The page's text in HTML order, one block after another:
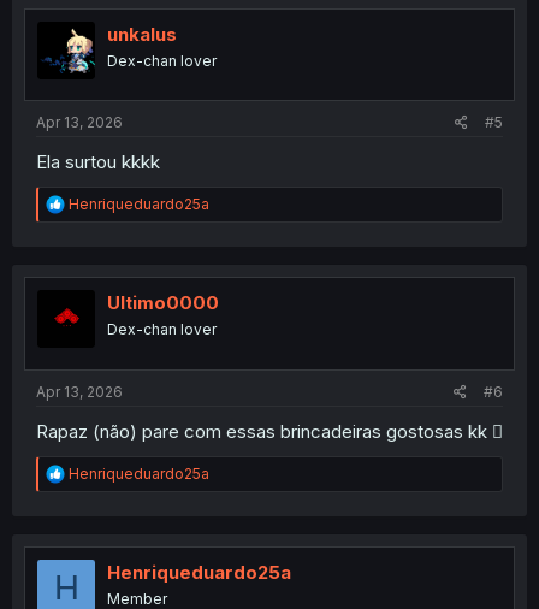
t
o
n
unkalus
Dex-chan lover
Apr 13, 2026 #5
Ela surtou kkkk
R
e
t
o
Henriqueduardo25a
Ultimo0000
Dex-chan lover
Apr 13, 2026 #6
Rapaz (não) pare com essas brincadeiras gostosas kk 🫪
R
e
t
o
Henriqueduardo25a
H Henriqueduardo25a
Member